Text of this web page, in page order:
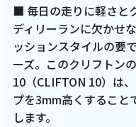
■ 毎日の走りに軽さと
ディリーランに欠かせ
ッションスタイルの要
ーズ。このクリフトン
10（CLIFTON 10）は
プを3mm高くすること
します。